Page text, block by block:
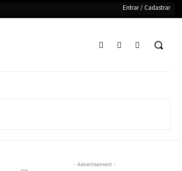
Entrar / Cadastrar
- Advertisement -